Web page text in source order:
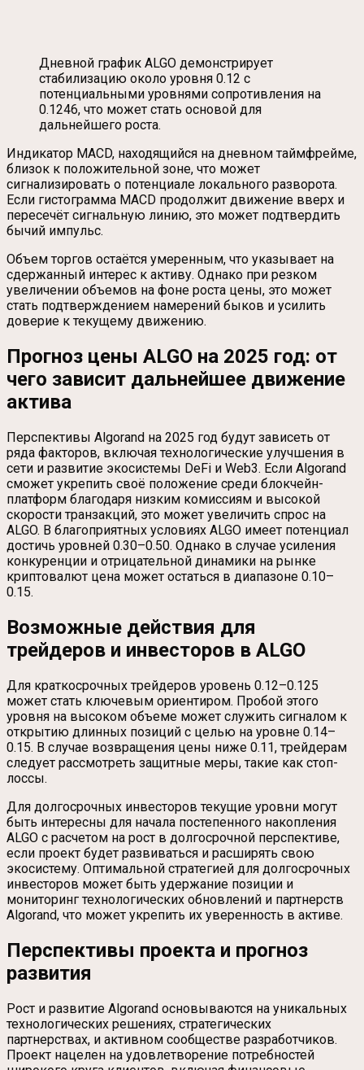
Дневной график ALGO демонстрирует
стабилизацию около уровня 0.12 с
потенциальными уровнями сопротивления на
0.1246, что может стать основой для
дальнейшего роста.
Индикатор MACD, находящийся на дневном таймфрейме,
близок к положительной зоне, что может
сигнализировать о потенциале локального разворота.
Если гистограмма MACD продолжит движение вверх и
пересечёт сигнальную линию, это может подтвердить
бычий импульс.
Объем торгов остаётся умеренным, что указывает на
сдержанный интерес к активу. Однако при резком
увеличении объемов на фоне роста цены, это может
стать подтверждением намерений быков и усилить
доверие к текущему движению.
Прогноз цены ALGO на 2025 год: от
чего зависит дальнейшее движение
актива
Перспективы Algorand на 2025 год будут зависеть от
ряда факторов, включая технологические улучшения в
сети и развитие экосистемы DeFi и Web3. Если Algorand
сможет укрепить своё положение среди блокчейн-
платформ благодаря низким комиссиям и высокой
скорости транзакций, это может увеличить спрос на
ALGO. В благоприятных условиях ALGO имеет потенциал
достичь уровней 0.30–0.50. Однако в случае усиления
конкуренции и отрицательной динамики на рынке
криптовалют цена может остаться в диапазоне 0.10–
0.15.
Возможные действия для
трейдеров и инвесторов в ALGO
Для краткосрочных трейдеров уровень 0.12–0.125
может стать ключевым ориентиром. Пробой этого
уровня на высоком объеме может служить сигналом к
открытию длинных позиций с целью на уровне 0.14–
0.15. В случае возвращения цены ниже 0.11, трейдерам
следует рассмотреть защитные меры, такие как стоп-
лоссы.
Для долгосрочных инвесторов текущие уровни могут
быть интересны для начала постепенного накопления
ALGO с расчетом на рост в долгосрочной перспективе,
если проект будет развиваться и расширять свою
экосистему. Оптимальной стратегией для долгосрочных
инвесторов может быть удержание позиции и
мониторинг технологических обновлений и партнерств
Algorand, что может укрепить их уверенность в активе.
Перспективы проекта и прогноз
развития
Рост и развитие Algorand основываются на уникальных
технологических решениях, стратегических
партнерствах, и активном сообществе разработчиков.
Проект нацелен на удовлетворение потребностей